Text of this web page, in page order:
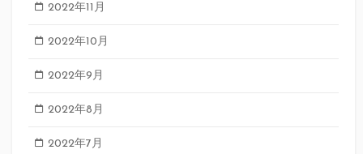
2022年11月
2022年10月
2022年9月
2022年8月
2022年7月